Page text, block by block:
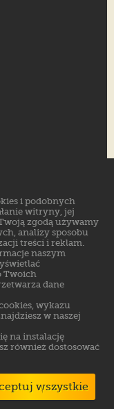
2026
i podobnych
witryny, jej
zgodą używamy
analizy sposobu
treści i reklam.
naszym
Twoich
dane
wykazu
w naszej
na instalację
również dostosować
wszystkie